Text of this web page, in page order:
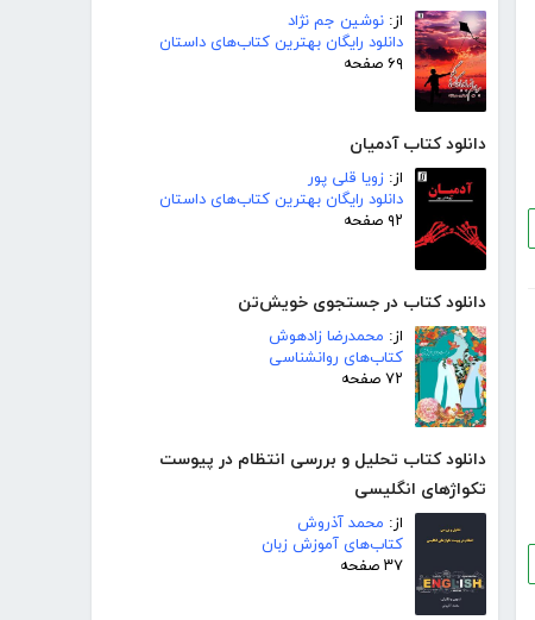
از: نوشین جم نژاد
دانلود رایگان بهترین کتاب‌های داستان
۶۹ صفحه
دانلود کتاب آدمیان
از: زویا قلی پور
دانلود رایگان بهترین کتاب‌های داستان
۹۲ صفحه
دانلود کتاب در جستجوی خویش‌تن
از: محمدرضا زادهوش
کتاب‌های روانشناسی
۷۲ صفحه
دانلود کتاب تحلیل و بررسی انتظام در پیوست
تکواژهای انگلیسی
از: محمد آذروش
کتاب‌های آموزش زبان
۳۷ صفحه